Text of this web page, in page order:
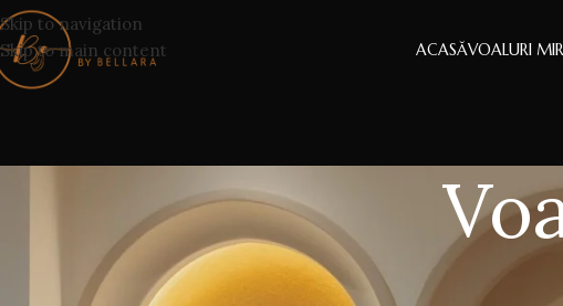
Skip to navigation
Skip to main content
ACASĂVOALURI
CATEGORII Voaluri de